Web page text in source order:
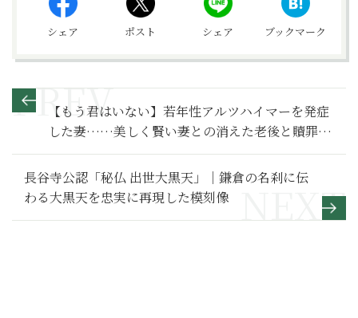
シェア ポスト シェア ブックマーク
【もう君はいない】若年性アルツハイマーを発症
した妻……美しく賢い妻との消えた老後と贖罪の
日々～その２～
長谷寺公認「秘仏 出世大黒天」｜鎌倉の名刹に伝
わる大黒天を忠実に再現した模刻像